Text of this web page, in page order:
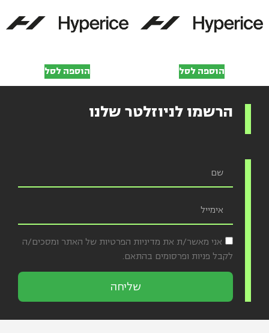
הוספה לסל הוספה לסל
הרשמו לניוזלטר שלנו
אני מאשר/ת את מדיניות הפרטיות של האתר ומסכים/ה
לקבל פניות ופרסומים בהתאם.
שליחה